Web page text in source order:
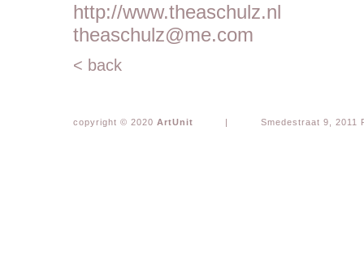
http://www.theaschulz.nl
theaschulz@me.com
< back
copyright © 2020 ArtUnit | Smedestraat 9, 2011